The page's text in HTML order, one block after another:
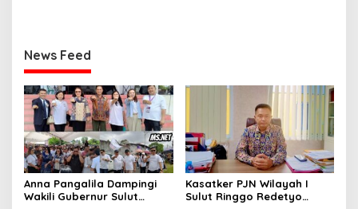
News Feed
Anna Pangalila Dampingi
Wakili Gubernur Sulut
Kasatker PJN Wilayah I
Sulut Ringgo Redetyo